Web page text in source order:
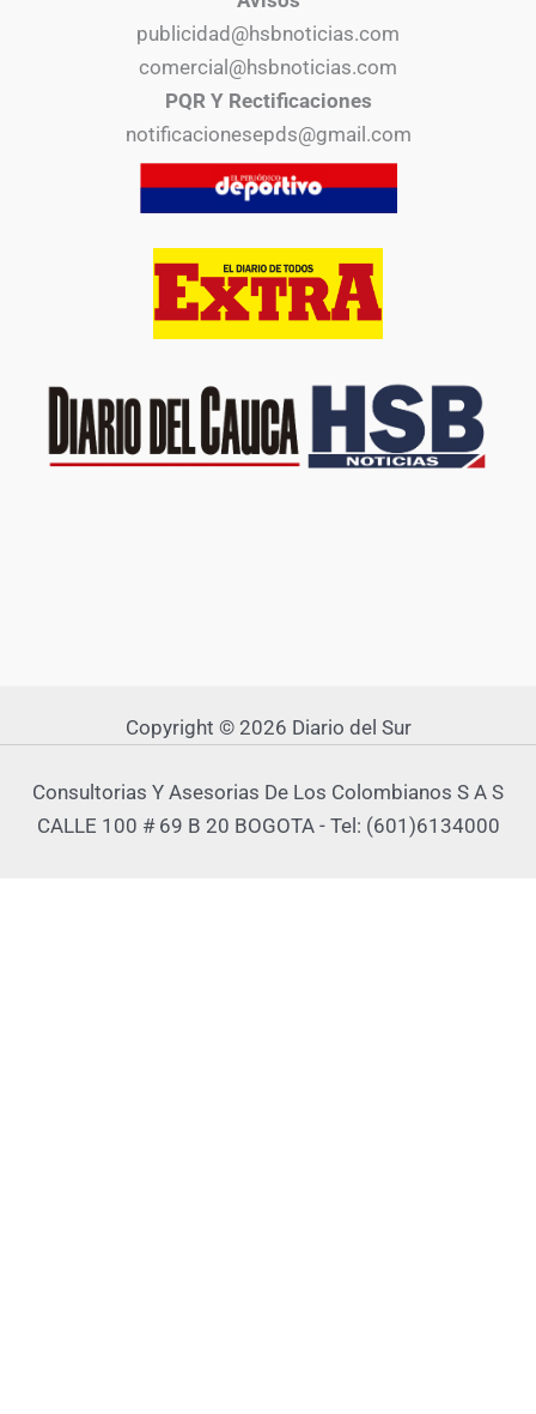
publicidad@hsbnoticias.com
comercial@hsbnoticias.com
PQR Y Rectificaciones
notificacionesepds@gmail.com
Copyright © 2026 Diario del Sur
Consultorias Y Asesorias De Los Colombianos S A S
CALLE 100 # 69 B 20 BOGOTA - Tel: (601)6134000